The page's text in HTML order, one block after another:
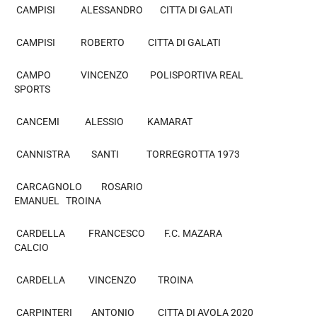
CAMPISI ALESSANDRO CITTA DI GALATI
CAMPISI ROBERTO CITTA DI GALATI
CAMPO VINCENZO POLISPORTIVA REAL
SPORTS
CANCEMI ALESSIO KAMARAT
CANNISTRA SANTI TORREGROTTA 1973
CARCAGNOLO ROSARIO
EMANUEL TROINA
CARDELLA FRANCESCO F.C. MAZARA
CALCIO
CARDELLA VINCENZO TROINA
CARPINTERI ANTONIO CITTA DI AVOLA 2020